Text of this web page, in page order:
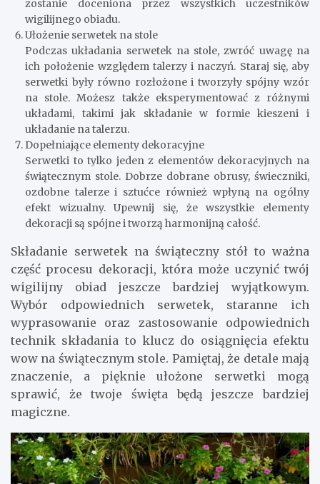
zostanie doceniona przez wszystkich uczestników
wigilijnego obiadu.
Ułożenie serwetek na stole
Podczas układania serwetek na stole, zwróć uwagę na
ich położenie względem talerzy i naczyń. Staraj się, aby
serwetki były równo rozłożone i tworzyły spójny wzór
na stole. Możesz także eksperymentować z różnymi
układami, takimi jak składanie w formie kieszeni i
układanie na talerzu.
Dopełniające elementy dekoracyjne
Serwetki to tylko jeden z elementów dekoracyjnych na
świątecznym stole. Dobrze dobrane obrusy, świeczniki,
ozdobne talerze i sztućce również wpłyną na ogólny
efekt wizualny. Upewnij się, że wszystkie elementy
dekoracji są spójne i tworzą harmonijną całość.
Składanie serwetek na świąteczny stół to ważna
część procesu dekoracji, która może uczynić twój
wigilijny obiad jeszcze bardziej wyjątkowym.
Wybór odpowiednich serwetek, staranne ich
wyprasowanie oraz zastosowanie odpowiednich
technik składania to klucz do osiągnięcia efektu
wow na świątecznym stole. Pamiętaj, że detale mają
znaczenie, a pięknie ułożone serwetki mogą
sprawić, że twoje święta będą jeszcze bardziej
magiczne.